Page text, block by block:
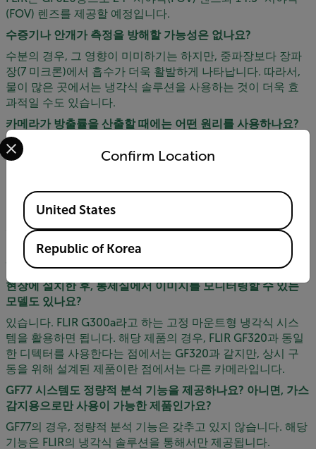
(FOV) 렌즈를 제공할 예정입니다.
수증기나 안개가 측정을 방해할 가능성은 없나요?
수분의 경우, 그 영향이 미미하기는 하지만, 중파장보다 장파
장(7 미크론)에서 흡수가 더욱 활발하게 나타납니다. 따라서,
물이 많은 곳에서는 냉각식 솔루션을 사용하는 것이 더욱 효
과적일 수도 있습니다.
카메라가 방출률을 산출할 때에는 어떤 원리를 사용하나요?
혹시, 백 샘플링 및 가스 분석법을 사용하나요?
방출률 산출은 Providence Photonics의 독점 알고리즘을 이
며, 정량적 측정은 QL320(태블릿에서 수행, 또는 Q-모드를 활
용하여 사후 처리 수행)을 통해서만 가능합니다.
320 제품의 25 ppmXm 감도는 고감도 모드(HSM)를 작동했
을 때를 기준으로 한 것인가요?
해당 감도는 메탄에만 해당하는 것입니다.
현장에 설치한 후, 통제실에서 이미지를 모니터링할 수 있는
모델도 있나요?
있습니다. FLIR G300a라고 하는 고정 마운트형 냉각식 시스
템을 활용하면 됩니다. 해당 제품의 경우, FLIR GF320과 동일
한 디텍터를 사용한다는 점에서는 GF320과 같지만, 상시 구
동을 위해 설계된 제품이란 점에서는 다른 카메라입니다.
GF77 시스템도 정량적 분석 기능을 제공하나요? 아니면, 가스
감지용으로만 사용이 가능한 제품인가요?
GF77의 경우, 정량적 분석 기능은 갖추고 있지 않습니다. 해당
기능은 FLIR의 냉각식 솔루션을 통해서만 제공됩니다.
Confirm Location
Select your preferred country and language from the
Available Locations
United States
Republic of Korea